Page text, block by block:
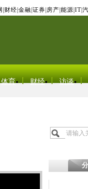
财经 金融 证券 房产 能源 IT|
体育 财经 访谈